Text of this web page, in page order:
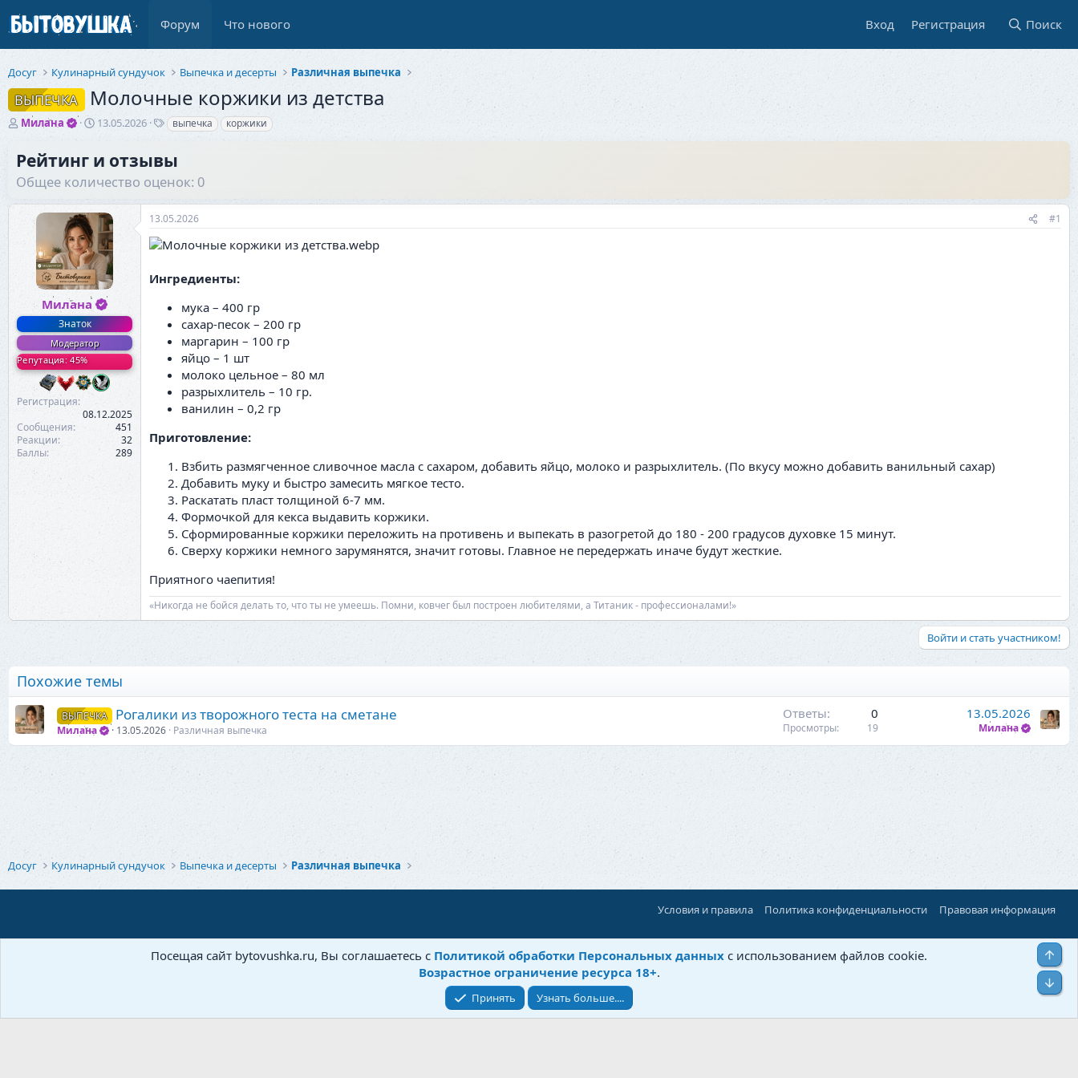
Форум Что нового Вход Регистрация Поиск
Досуг Кулинарный сундучок Выпечка и десерты Различная выпечка
ВЫПЕЧКА Молочные коржики из детства
А
о
р
е
Милана
Д
а
н
ч
а
л
а
13.05.2026
Т
и
выпечка коржики
Рейтинг и отзывы
Общее количество оценок: 0
Милана
Знаток
Модератор
Репутация: 45%
Регистрация
08.12.2025
Сообщения
451
Реакции
32
Баллы
289
13.05.2026 #1
Ингредиенты:
мука – 400 гр
сахар-песок – 200 гр
маргарин – 100 гр
яйцо – 1 шт
молоко цельное – 80 мл
разрыхлитель – 10 гр.
ванилин – 0,2 гр
Приготовление:
Взбить размягченное сливочное масла с сахаром, добавить яйцо, молоко и разрыхлитель. (По вкусу можно добавить ванильный сахар)
Добавить муку и быстро замесить мягкое тесто.
Раскатать пласт толщиной 6-7 мм.
Формочкой для кекса выдавить коржики.
Сформированные коржики переложить на противень и выпекать в разогретой до 180 - 200 градусов духовке 15 минут.
Сверху коржики немного зарумянятся, значит готовы. Главное не передержать иначе будут жесткие.
Приятного чаепития!
«Никогда не бойся делать то, что ты не умеешь. Помни, ковчег был построен любителями, а Титаник - профессионалами!»
Войти и стать участником!
Похожие темы
ВЫПЕЧКА Рогалики из творожного теста на сметане
Милана 13.05.2026 Различная выпечка
Ответы 0
Просмотры 19
13.05.2026
Милана
Досуг Кулинарный сундучок Выпечка и десерты Различная выпечка
Условия и правила Политика конфиденциальности Правовая информация
©Бытовушка, 2025-2026
Посещая сайт bytovushka.ru, Вы соглашаетесь с Политикой обработки Персональных данных с использованием файлов cookie.
Возрастное ограничение ресурса 18+.
Принять Узнать больше....